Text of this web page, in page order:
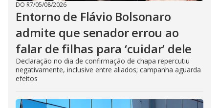
DO R7/05/08/2026
Entorno de Flávio Bolsonaro
admite que senador errou ao
falar de filhas para ‘cuidar’ dele
Declaração no dia de confirmação de chapa repercutiu
negativamente, inclusive entre aliados; campanha aguarda
efeitos